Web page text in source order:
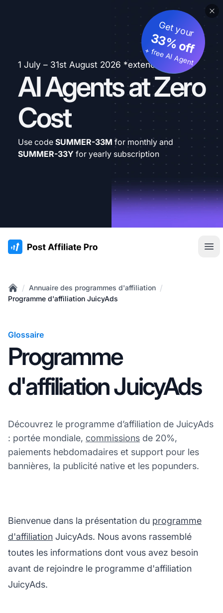
1 July – 31st August 2026 *extended
AI Agents at Zero
Cost
Get your
33% off
+ free AI Agent
Use code SUMMER-33M for monthly and
SUMMER-33Y for yearly subscription
:site.title
Home
/ Annuaire des programmes d'affiliation /
Programme d'affiliation JuicyAds
Glossaire
Programme
d'affiliation JuicyAds
Découvrez le programme d’affiliation de JuicyAds
: portée mondiale, commissions de 20%,
paiements hebdomadaires et support pour les
bannières, la publicité native et les popunders.
Bienvenue dans la présentation du programme
d'affiliation JuicyAds. Nous avons rassemblé
toutes les informations dont vous avez besoin
avant de rejoindre le programme d'affiliation
JuicyAds.